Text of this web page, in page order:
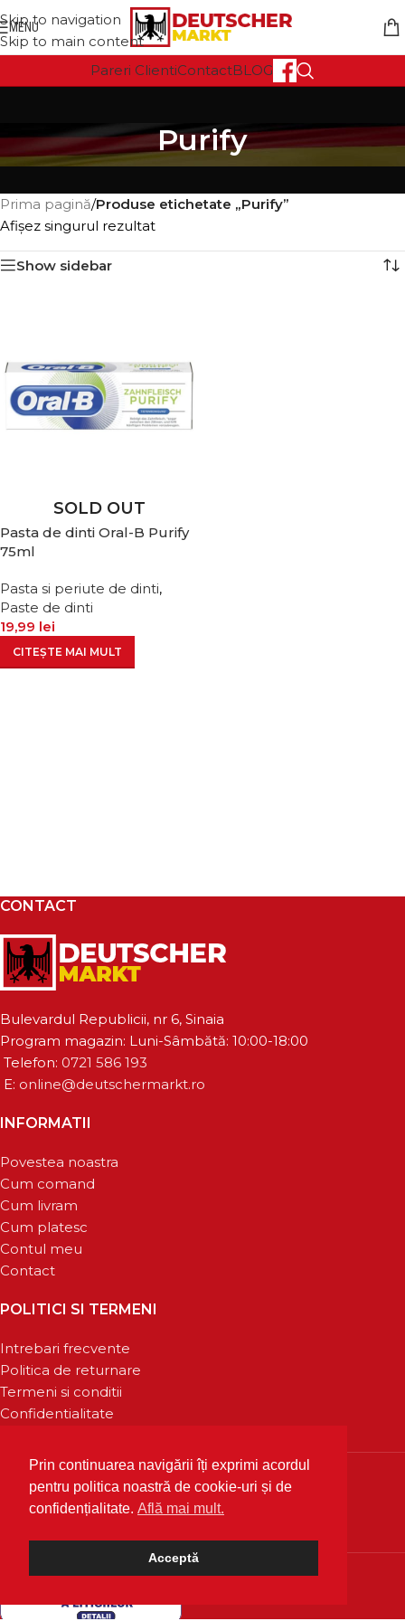
Prin continuarea navigării îți exprimi acordul
pentru politica noastră de cookie-uri și de
confidențialitate. Află mai mult.
Acceptă
Skip to navigation
Skip to main content
MENU
Pareri ClientiContactBLOG
Purify
Prima pagină/Produse etichetate „Purify”
Afișez singurul rezultat
Show sidebar
SOLD OUT
Pasta de dinti Oral-B Purify
75ml
Pasta si periute de dinti,
Paste de dinti
19,99 lei
CITEȘTE MAI MULT
CONTACT
Bulevardul Republicii, nr 6, Sinaia
Program magazin: Luni-Sâmbătă: 10:00-18:00
Telefon: 0721 586 193
E: online@deutschermarkt.ro
INFORMATII
Povestea noastra
Cum comand
Cum livram
Cum platesc
Contul meu
Contact
POLITICI SI TERMENI
Intrebari frecvente
Politica de returnare
Termeni si conditii
Confidentialitate